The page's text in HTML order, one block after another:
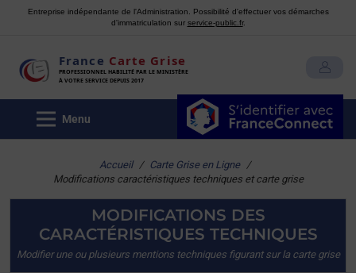
Entreprise indépendante de l'Administration. Possibilité d'effectuer vos démarches
d'immatriculation sur service-public.fr.
France Carte Grise
PROFESSIONNEL HABILITÉ PAR LE MINISTÈRE
À VOTRE SERVICE DEPUIS 2017
Menu
Accueil / Carte Grise en Ligne /
Modifications caractéristiques techniques et carte grise
MODIFICATIONS DES
CARACTÉRISTIQUES TECHNIQUES
Modifier une ou plusieurs mentions techniques figurant sur la carte grise